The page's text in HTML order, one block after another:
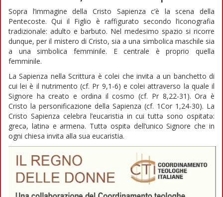
Sopra l’immagine della Cristo Sapienza c’è la scena della
Pentecoste. Qui il Figlio è raffigurato secondo l’iconografia
tradizionale: adulto e barbuto. Nel medesimo spazio si ricorre
dunque, per il mistero di Cristo, sia a una simbolica maschile sia
a una simbolica femminile. E centrale è proprio quella
femminile.
La Sapienza nella Scrittura è colei che invita a un banchetto di
cui lei è il nutrimento (cf. Pr 9,1-6) e colei attraverso la quale il
Signore ha creato e ordina il cosmo (cf. Pr 8,22-31). Ora è
Cristo la personificazione della Sapienza (cf. 1Cor 1,24-30). La
Cristo Sapienza celebra l’eucaristia in cui tuttə sono ospitatə:
grecə, latinə e armenə. Tuttə ospitə dell’unico Signore che in
ogni chiesa invita alla sua eucaristia.